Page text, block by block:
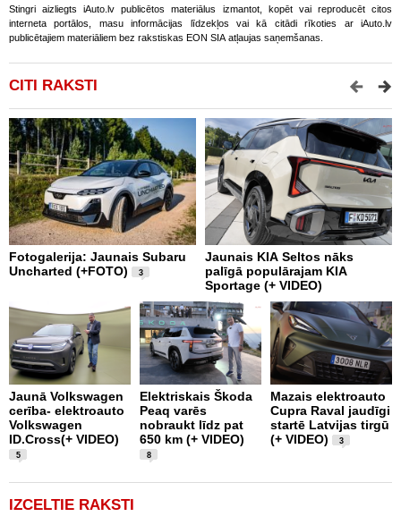
Stingri aizliegts iAuto.lv publicētos materiālus izmantot, kopēt vai reproducēt citos
interneta portālos, masu informācijas līdzekļos vai kā citādi rīkoties ar iAuto.lv
publicētajiem materiāliem bez rakstiskas EON SIA atļaujas saņemšanas.
CITI RAKSTI
Fotogalerija: Jaunais Subaru
Uncharted (+FOTO)
3
Jaunais KIA Seltos nāks
palīgā populārajam KIA
Sportage (+ VIDEO)
Jaunā Volkswagen
cerība- elektroauto
Volkswagen
ID.Cross(+ VIDEO)
5
Elektriskais Škoda
Peaq varēs
nobraukt līdz pat
650 km (+ VIDEO)
8
Mazais elektroauto
Cupra Raval jaudīgi
startē Latvijas tirgū
(+ VIDEO)
3
IZCELTIE RAKSTI